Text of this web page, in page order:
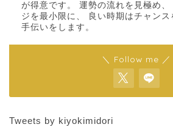
が得意です。 運勢の流れを見極め
ジを最小限に、 良い時期はチャンス
手伝いをします。
＼ Follow me ／
Tweets by kiyokimidori